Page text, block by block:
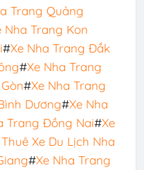
Trang Quảng
Nha Trang Kon
#Xe Nha Trang Đắk
#Xe Nha Trang
#Xe Nha Trang
Dương#Xe Nha
Trang Đồng Nai#Xe
Xe Du Lịch Nha
#Xe Nha Trang